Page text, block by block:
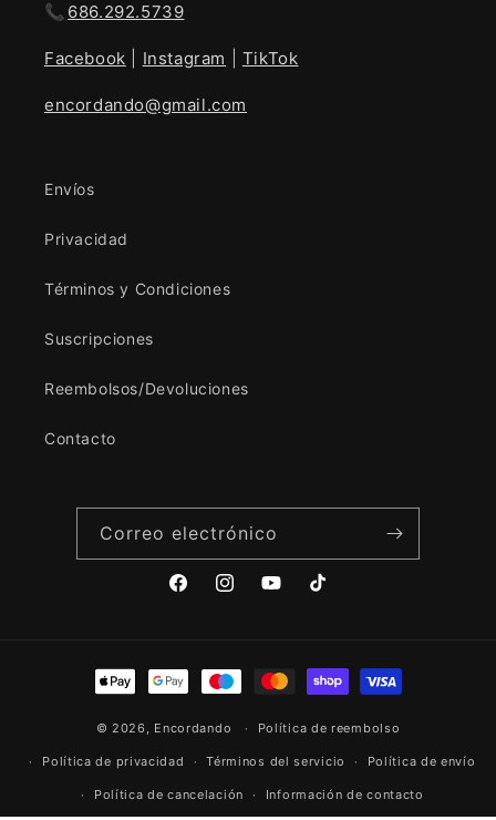
📞 686.292.5739
Facebook Instagram TikTok
encordando@gmail.com
Envíos
Privacidad
Términos y Condiciones
Suscripciones
Reembolsos/Devoluciones
Contacto
Correo electrónico
FacebookInstagramYouTubeTikTok
Formas
de
pago
© 2026, Encordando Política de reembolso
Política de privacidad Términos del servicio Política de envío
Política de cancelación Información de contacto